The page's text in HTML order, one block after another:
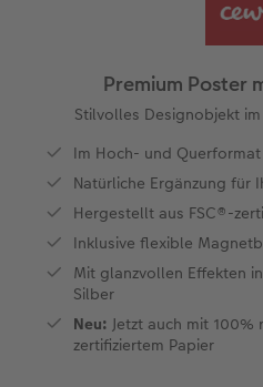
CEWE
Einband mit
Erste Schritte
Bestellwege
Webinare
Nature Prints
Fotosets
Fotosticker
Sofortfotos
Passfotos
Zubehör
Photo
hexxas
Acrylglas
Alu Dibond
Foto auf Holz
Gallery Print
Weitere
Fotokarten
Postkarten
Einzelkarten
Haustiere
Faber-Castell
Art Prints
Foto-
Geschenkidee
Silikonhüllen
Lederhüllen
Holzhülle
Handykette
Mit Design
Wandkalender
Zubehör
Sofortcollagen
Mehrteilige
Biometrische
Filiale finden
Zum
Geschenke
für Brautpaare
für den JGA
App
Premium Poster
Stilvolles Designobjekt
Im Hoch- und
Natürliche Ergänzung für
Hergestellt aus FSC®-
Inklusive flexible
Mit glanzvollen Effekten
Silber
Neu: Jetzt auch mit 100%
zertifiziertem Papier